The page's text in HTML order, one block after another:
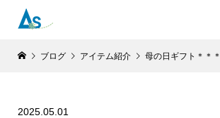
ブログ アイテム紹介 母の日ギフト＊＊＊
2025.05.01